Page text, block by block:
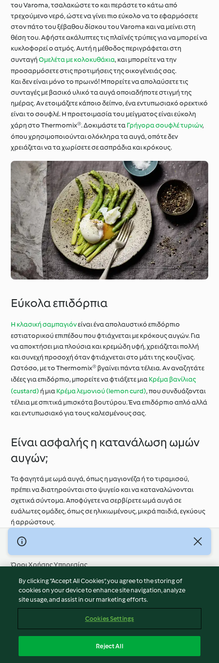
του Varoma, τσαλακώστε το και περάστε το κάτω από
τρεχούμενο νερό, ώστε να γίνει πιο εύκολο να το εφαρμόσετε
στον πάτο του ξέβαθου δίσκου του Varoma και να μείνει στη
θέση του. Αφήστε ακάλυπτες τις πλαϊνές τρύπες για να μπορεί να
κυκλοφορεί ο ατμός. Αυτή η μέθοδος περιγράφεται στη
συνταγήΟμελέτα με κολοκυθάκια, και μπορείτε να την
προσαρμόσετε στις προτιμήσεις της οικογένειάς σας.
Και δεν είναι μόνο το πρωινό! Μπορείτε να απολαύσετε τις
συνταγές με βασικό υλικό τα αυγά οποιαδήποτε στιγμή της
ημέρας. Αν ετοιμάζετε κάποιο δείπνο, ένα εντυπωσιακό ορεκτικό
είναι το σουφλέ. Η προετοιμασία του μείγματος είναι εύκολη
χάρη στο Thermomix®. Δοκιμάστε ταΓρήγορα σουφλέ τυριών,
όπου χρησιμοποιούνται ολόκληρα τα αυγά, οπότε δεν
χρειάζεται να τα χωρίσετε σε ασπράδια και κρόκους.
Εύκολα επιδόρπια
Η κλασική σαμπαγιόνείναι ένα απολαυστικό επιδόρπιο
εστιατορικού επιπέδου που φτιάχνεται με κρόκους αυγών. Για
να αποκτήσει μια πλούσια και κρεμώδη υφή, χρειάζεται πολλή
και συνεχή προσοχή όταν φτιάχνεται στο μάτι της κουζίνας.
Ωστόσο, με το Thermomix® βγαίνει πάντα τέλεια. Αν αναζητάτε
ιδέες για επιδόρπιο, μπορείτε να φτιάξετε μιαΚρέμα βανίλιας
(custard) ή μιαΚρέμα λεμονιού (lemon curd), που συνδυάζονται
τέλεια με σπιτικά μπισκότα βουτύρου. Ένα επιδόρπιο απλό αλλά
και εντυπωσιακό για τους καλεσμένους σας.
Είναι ασφαλής η κατανάλωση ωμών
αυγών;
Τα φαγητά με ωμά αυγά, όπως η μαγιονέζα ή το τιραμισού,
πρέπει να διατηρούνται στο ψυγείο και να καταναλώνονται
σχετικά σύντομα. Αποφύγετε να σερβίρετε ωμά αυγά σε
ευάλωτες ομάδες, όπως σε ηλικιωμένους, μικρά παιδιά, εγκύους
ή αρρώστους.
© Πνευματικά Δικαιώματα 2026
Όροι Χρήσης Υπηρεσίας
Πολιτική Απορρήτου
Δήλωση Αποποίησης Ευθύνης
Διαχειριστής ιστοσελίδας
Περιεχόμενο αναφοράς
Δήλωση προσβασιμότητας
By clicking “Accept All Cookies”, you agree to the storing of
cookies on your device to enhance site navigation, analyze
site usage, and assist in our marketing efforts.
Cookies Settings
Reject All